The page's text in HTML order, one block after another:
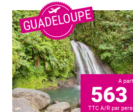
GUADELOUPE
A
563
TTC A/R par